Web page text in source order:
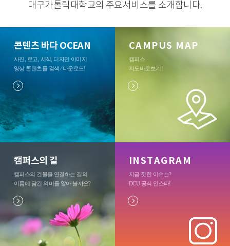
대구가톨릭대학교의 주요서비스를 소개합니다.
콘텐츠 바다 OCEAN
사진, 로고, 서식, 디자인 이미지
영상 콘텐츠를 검색 ⁄ 다운로드!
캠퍼스의 길
캠퍼스의 건물을 연결하는 길의
이름에 담긴 의미를 알아 볼까요?
CAMPUS MAP
캠퍼스
지도바로보기!
INSTAGRAM
지금 핫한 이슈는?
DCU 공식 인스타!